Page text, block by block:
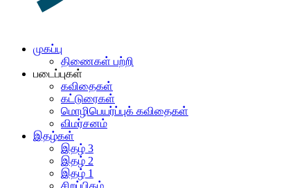
முகப்பு
திணைகள் பற்றி
படைப்புகள்
கவிதைகள்
கட்டுரைகள்
மொழிபெயர்ப்புக் கவிதைகள்
விமர்சனம்
இதழ்கள்
இதழ் 3
இதழ் 2
இதழ் 1
சிறப்பிதழ்